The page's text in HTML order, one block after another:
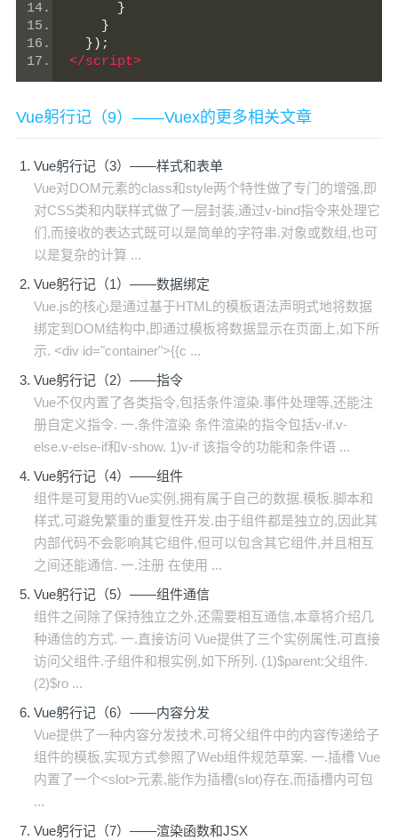
}
}
});
</script>
Vue躬行记（9）——Vuex的更多相关文章
Vue躬行记（3）——样式和表单
Vue对DOM元素的class和style两个特性做了专门的增强,即
对CSS类和内联样式做了一层封装,通过v-bind指令来处理它
们,而接收的表达式既可以是简单的字符串.对象或数组,也可
以是复杂的计算 ...
Vue躬行记（1）——数据绑定
Vue.js的核心是通过基于HTML的模板语法声明式地将数据
绑定到DOM结构中,即通过模板将数据显示在页面上,如下所
示. <div id="container">{{c ...
Vue躬行记（2）——指令
Vue不仅内置了各类指令,包括条件渲染.事件处理等,还能注
册自定义指令. 一.条件渲染 条件渲染的指令包括v-if.v-
else.v-else-if和v-show. 1)v-if 该指令的功能和条件语 ...
Vue躬行记（4）——组件
组件是可复用的Vue实例,拥有属于自己的数据.模板.脚本和
样式,可避免繁重的重复性开发.由于组件都是独立的,因此其
内部代码不会影响其它组件,但可以包含其它组件,并且相互
之间还能通信. 一.注册 在使用 ...
Vue躬行记（5）——组件通信
组件之间除了保持独立之外,还需要相互通信,本章将介绍几
种通信的方式. 一.直接访问 Vue提供了三个实例属性,可直接
访问父组件.子组件和根实例,如下所列. (1)$parent:父组件.
(2)$ro ...
Vue躬行记（6）——内容分发
Vue提供了一种内容分发技术,可将父组件中的内容传递给子
组件的模板,实现方式参照了Web组件规范草案. 一.插槽 Vue
内置了一个<slot>元素,能作为插槽(slot)存在,而插槽内可包
...
Vue躬行记（7）——渲染函数和JSX